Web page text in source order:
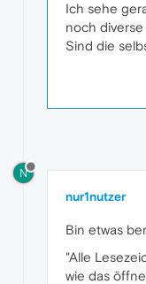
Ich sehe
noch
Sind die
N
nur1nutzer
Bin etwas
"Alle
wie das